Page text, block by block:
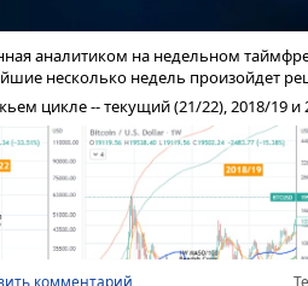
торгуется по цене 0,00066
аналитиком на недельном
несколько недель произойдет
цикле -- текущий (21/22), 2018/19 и
комментарий